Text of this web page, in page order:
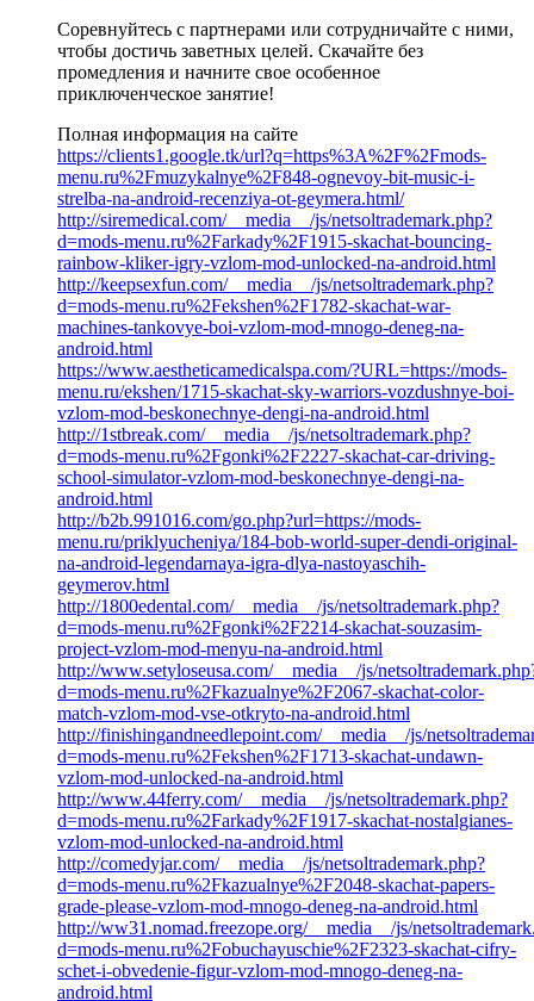
Соревнуйтесь с партнерами или сотрудничайте с ними,
чтобы достичь заветных целей. Скачайте без
промедления и начните свое особенное
приключенческое занятие!
Полная информация на сайте
https://clients1.google.tk/url?q=https%3A%2F%2Fmods-
menu.ru%2Fmuzykalnye%2F848-ognevoy-bit-music-i-
strelba-na-android-recenziya-ot-geymera.html/
http://siremedical.com/__media__/js/netsoltrademark.php?
d=mods-menu.ru%2Farkady%2F1915-skachat-bouncing-
rainbow-kliker-igry-vzlom-mod-unlocked-na-android.html
http://keepsexfun.com/__media__/js/netsoltrademark.php?
d=mods-menu.ru%2Fekshen%2F1782-skachat-war-
machines-tankovye-boi-vzlom-mod-mnogo-deneg-na-
android.html
https://www.aestheticamedicalspa.com/?URL=https://mods-
menu.ru/ekshen/1715-skachat-sky-warriors-vozdushnye-boi-
vzlom-mod-beskonechnye-dengi-na-android.html
http://1stbreak.com/__media__/js/netsoltrademark.php?
d=mods-menu.ru%2Fgonki%2F2227-skachat-car-driving-
school-simulator-vzlom-mod-beskonechnye-dengi-na-
android.html
http://b2b.991016.com/go.php?url=https://mods-
menu.ru/priklyucheniya/184-bob-world-super-dendi-original-
na-android-legendarnaya-igra-dlya-nastoyaschih-
geymerov.html
http://1800edental.com/__media__/js/netsoltrademark.php?
d=mods-menu.ru%2Fgonki%2F2214-skachat-souzasim-
project-vzlom-mod-menyu-na-android.html
http://www.setyloseusa.com/__media__/js/
d=mods-menu.ru%2Fkazualnye%2F2067-skachat-color-
match-vzlom-mod-vse-otkryto-na-android.html
http://finishingandneedlepoint.com/__media__/js/
d=mods-menu.ru%2Fekshen%2F1713-skachat-undawn-
vzlom-mod-unlocked-na-android.html
http://www.44ferry.com/__media__/js/netsoltrademark.php?
d=mods-menu.ru%2Farkady%2F1917-skachat-nostalgianes-
vzlom-mod-unlocked-na-android.html
http://comedyjar.com/__media__/js/netsoltrademark.php?
d=mods-menu.ru%2Fkazualnye%2F2048-skachat-papers-
grade-please-vzlom-mod-mnogo-deneg-na-android.html
http://ww31.nomad.freezope.org/__media__/js/
d=mods-menu.ru%2Fobuchayuschie%2F2323-skachat-cifry-
schet-i-obvedenie-figur-vzlom-mod-mnogo-deneg-na-
android.html